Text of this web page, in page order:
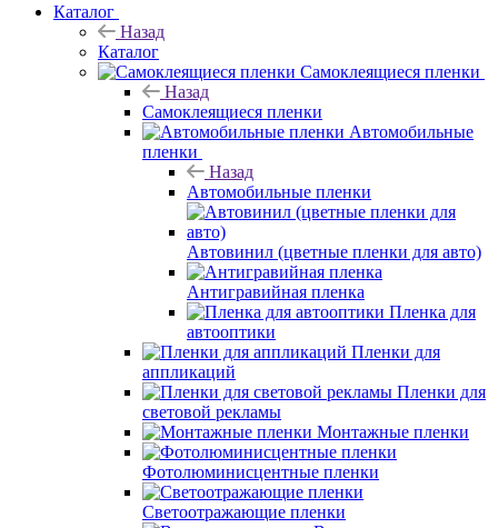
Каталог
Назад
Каталог
Самоклеящиеся пленки
Назад
Самоклеящиеся пленки
Автомобильные
пленки
Назад
Автомобильные пленки
Автовинил (цветные пленки для авто)
Антигравийная пленка
Пленка для
автооптики
Пленки для
аппликаций
Пленки для
световой рекламы
Монтажные пленки
Фотолюминисцентные пленки
Светоотражающие пленки